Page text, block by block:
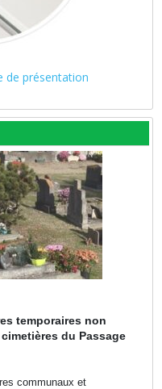
de présentation
temporaires non
du Passage
communaux et